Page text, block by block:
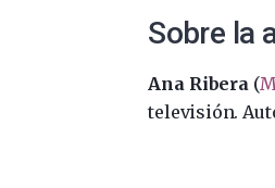
Sobre la
Ana Ribera (
televisión.